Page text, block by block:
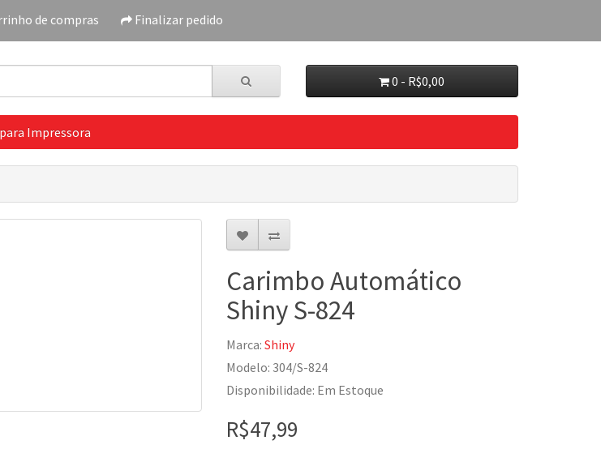
de compras Finalizar pedido
0 - R$0,00
Impressora
Carimbo Automático
Shiny S-824
Marca: Shiny
Modelo: 304/S-824
Disponibilidade: Em Estoque
R$47,99